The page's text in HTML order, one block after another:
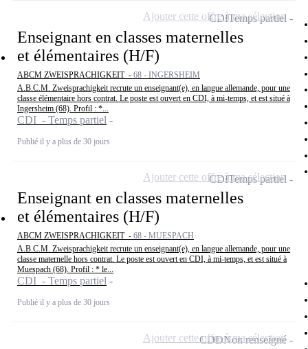
Enseignant en classes maternelles
et élémentaires (H/F)
ABCM ZWEISPRACHIGKEIT - 68 - INGERSHEIM
A.B.C.M. Zweisprachigkeit recrute un enseignant(e), en langue allemande, pour une
classe élémentaire hors contrat. Le poste est ouvert en CDI, à mi-temps, et est situé à
Ingersheim (68). Profil : *...
CDI - Temps partiel
Publié il y a plus de 30 jours
CDITemps partiel
Ajouter cette offre à ma sélection
Enseignant en classes maternelles
et élémentaires (H/F)
ABCM ZWEISPRACHIGKEIT - 68 - MUESPACH
A.B.C.M. Zweisprachigkeit recrute un enseignant(e), en langue allemande, pour une
classe maternelle hors contrat. Le poste est ouvert en CDI, à mi-temps, et est situé à
Muespach (68). Profil : * le...
CDI - Temps partiel
Publié il y a plus de 30 jours
CDITemps partiel
Ajouter cette offre à ma sélection
CDDNon renseigné
Ajouter cette offre à ma sélection